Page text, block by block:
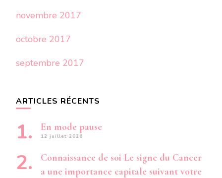
novembre 2017
octobre 2017
septembre 2017
ARTICLES RÉCENTS
En mode pause
12 juillet 2026
Connaissance de soi Le signe du Cancer
a une importance capitale suivant votre